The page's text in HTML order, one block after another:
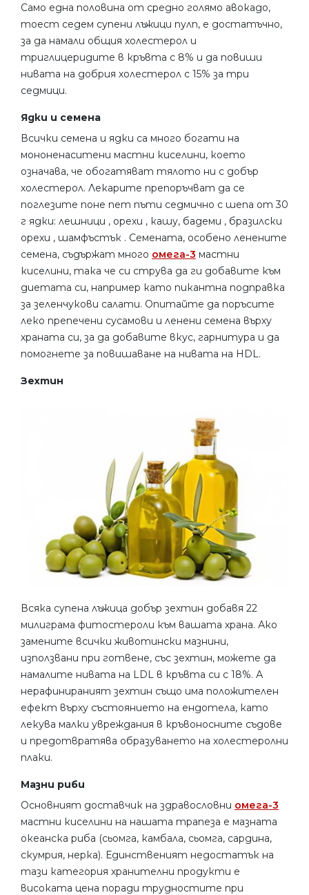
Само една половина от средно голямо авокадо,
тоест седем супени лъжици пулп, е достатъчно,
за да намали общия холестерол и
триглицеридите в кръвта с 8% и да повиши
нивата на добрия холестерол с 15% за три
седмици.
Ядки и семена
Всички семена и ядки са много богати на
мононенаситени мастни киселини, което
означава, че обогатяват тялото ни с добър
холестерол. Лекарите препоръчват да се
поглезите поне пет пъти седмично с шепа от 30
г ядки: лешници , орехи , кашу, бадеми , бразилски
орехи , шамфъстък . Семената, особено ленените
семена, съдържат много омега-3 мастни
киселини, така че си струва да ги добавите към
диетата си, например като пикантна подправка
за зеленчукови салати. Опитайте да поръсите
леко препечени сусамови и ленени семена върху
храната си, за да добавите вкус, гарнитура и да
помогнете за повишаване на нивата на HDL.
Зехтин
Всяка супена лъжица добър зехтин добавя 22
милиграма фитостероли към вашата храна. Ако
замените всички животински мазнини,
използвани при готвене, със зехтин, можете да
намалите нивата на LDL в кръвта си с 18%. А
нерафинираният зехтин също има положителен
ефект върху състоянието на ендотела, като
лекува малки увреждания в кръвоносните съдове
и предотвратява образуването на холестеролни
плаки.
Мазни риби
Основният доставчик на здравословни омега-3
мастни киселини на нашата трапеза е мазната
океанска риба (сьомга, камбала, сьомга, сардина,
скумрия, нерка). Единственият недостатък на
тази категория хранителни продукти е
високата цена поради трудностите при